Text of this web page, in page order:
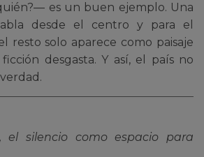
es un buen ejemplo. Una
desde el centro y para el
resto solo aparece como paisaje
desgasta. Y así, el país no
el silencio como espacio para